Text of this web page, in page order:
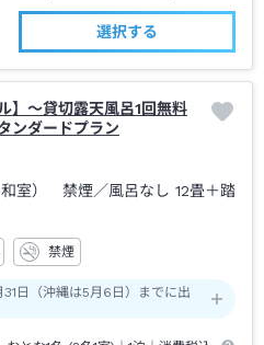
選択する
】～貸切露天風呂1回無料
ンダードプラン
和室） 禁煙／風呂なし 12畳＋踏
禁煙
日（沖縄は5月6日）までに出